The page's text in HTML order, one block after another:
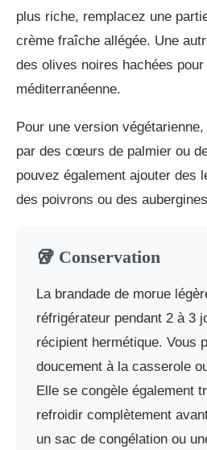
plus riche, remplacez une
crème fraîche allégée. Une
des olives noires hachées
méditerranéenne.
Pour une version
par des cœurs de palmier ou
pouvez également ajouter des
des poivrons ou des
🥡 Conservation
La brandade de morue
réfrigérateur pendant 2 à 3
récipient hermétique. Vous
doucement à la casserole
Elle se congèle également
refroidir complètement
un sac de congélation ou